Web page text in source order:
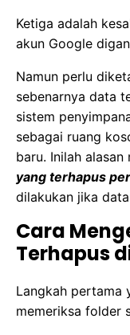
Ketiga adalah
akun Google
Namun perlu
sebenarnya data
sistem
sebagai ruang
baru. Inilah alasan
yang terhapus
dilakukan jika
Cara
Terhapus
Langkah pertama
memeriksa folder